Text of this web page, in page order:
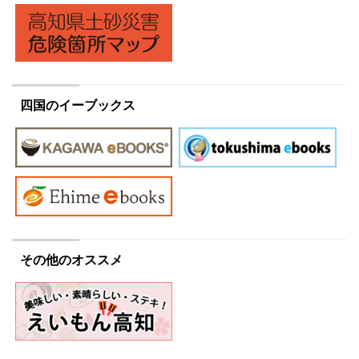
四国のイーブックス
その他のオススメ